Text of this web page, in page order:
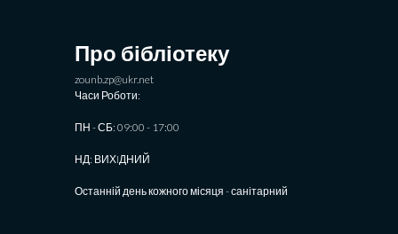
Про бібліотеку
zounb.zp@ukr.net
Часи Роботи:
ПН - СБ: 09:00 - 17:00
НД: ВИХIДНИЙ
Останній день кожного місяця - санітарний